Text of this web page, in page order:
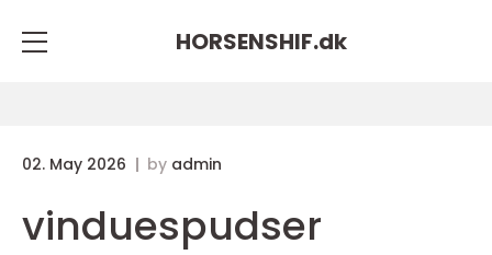
HORSENSHIF.dk
02. May 2026 by admin
vinduespudser